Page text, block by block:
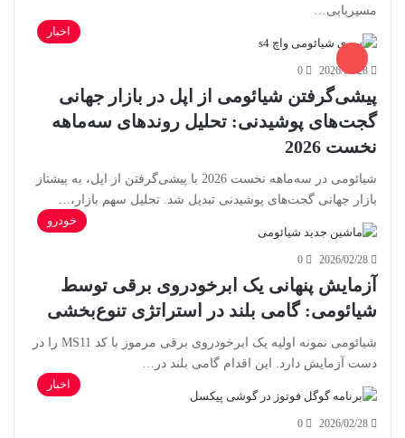
مسیریابی…
اخبار
2026/02/28
0
پیشی‌گرفتن شیائومی از اپل در بازار جهانی
گجت‌های پوشیدنی: تحلیل روندهای سه‌ماهه
نخست 2026
شیائومی در سه‌ماهه نخست 2026 با پیشی‌گرفتن از اپل، به پیشتاز
بازار جهانی گجت‌های پوشیدنی تبدیل شد. تحلیل سهم بازار،…
خودرو
2026/02/28
0
آزمایش پنهانی یک ابرخودروی برقی توسط
شیائومی: گامی بلند در استراتژی تنوع‌بخشی
شیائومی نمونه اولیه یک ابرخودروی برقی مرموز با کد MS11 را در
دست آزمایش دارد. این اقدام گامی بلند در…
اخبار
2026/02/28
0